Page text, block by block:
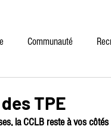
Communauté
TPE
la CCLB reste à vos